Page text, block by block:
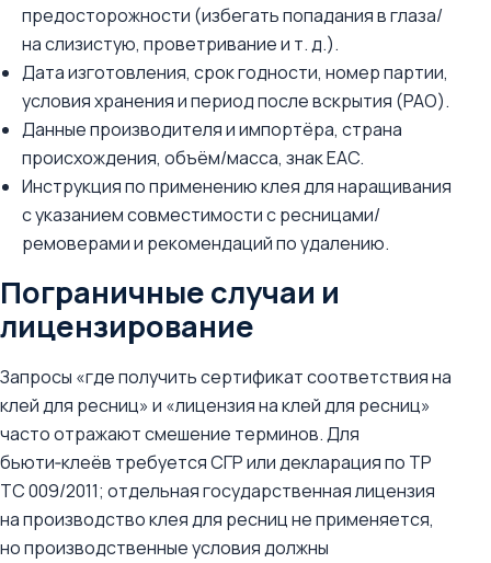
предосторожности (избегать попадания в глаза/
на слизистую, проветривание и т. д.).
Дата изготовления, срок годности, номер партии,
условия хранения и период после вскрытия (PAO).
Данные производителя и импортёра, страна
происхождения, объём/масса, знак EAC.
Инструкция по применению клея для наращивания
с указанием совместимости с ресницами/
ремоверами и рекомендаций по удалению.
Пограничные случаи и
лицензирование
Запросы «где получить сертификат соответствия на
клей для ресниц» и «лицензия на клей для ресниц»
часто отражают смешение терминов. Для
бьюти‑клеёв требуется СГР или декларация по ТР
ТС 009/2011; отдельная государственная лицензия
на производство клея для ресниц не применяется,
но производственные условия должны